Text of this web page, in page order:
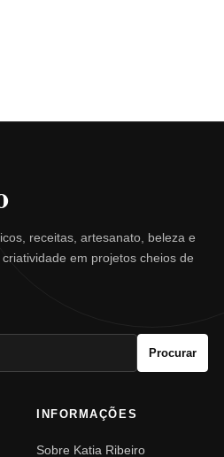
receitas, artesanato, beleza e
em projetos cheios de
Procurar
INFORMAÇÕES
Sobre Katia Ribeiro